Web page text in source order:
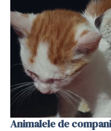
Animalele de